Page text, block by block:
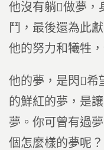
他沒有躺做夢，
鬥，最後還為此
他的努力和犧牲
他的夢，是閃希
的鮮紅的夢，是
夢。你可曾有過
個怎麼樣的夢呢？